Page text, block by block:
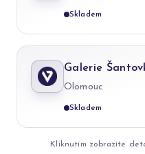
Skladem
Galerie
Olomouc
Skladem
Kliknutím zobrazíte